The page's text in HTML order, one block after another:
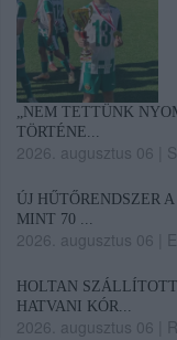
„NEM TETTÜNK
TÖRTÉNE...
2026. augusztus 06
ÚJ HŰTŐRENDSZER
MINT 70 ...
2026. augusztus 06
HOLTAN
HATVANI KÓR...
2026. augusztus 06